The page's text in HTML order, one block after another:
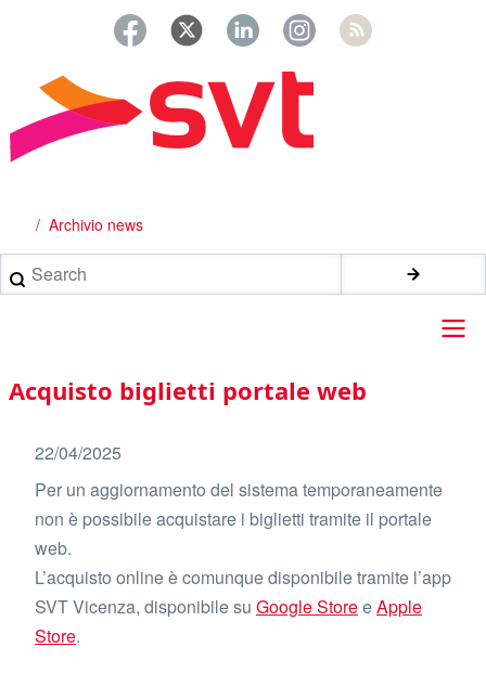
principale
Briciole
di
pane
Archivio news
Search
Main
navigation
Acquisto biglietti portale web
22/04/2025
Per un aggiornamento del sistema temporaneamente
non è possibile acquistare i biglietti tramite il portale
web.
L’acquisto online è comunque disponibile tramite l’app
SVT Vicenza, disponibile su Google StoreeApple
Store.